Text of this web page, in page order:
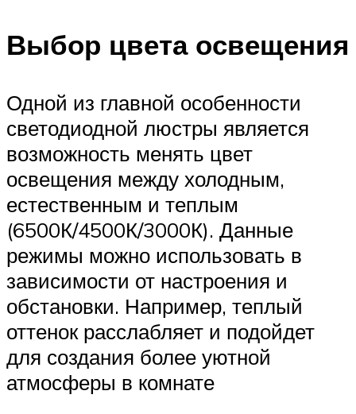
Выбор цвета освещения
Одной из главной особенности
светодиодной люстры является
возможность менять цвет
освещения между холодным,
естественным и теплым
(6500К/4500К/3000К). Данные
режимы можно использовать в
зависимости от настроения и
обстановки. Например, теплый
оттенок расслабляет и подойдет
для создания более уютной
атмосферы в комнате